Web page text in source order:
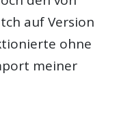
auf Version
ohne
meiner